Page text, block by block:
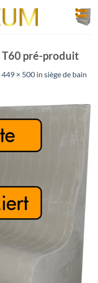
T60 pré-produit
449 × 500 in siège de bain